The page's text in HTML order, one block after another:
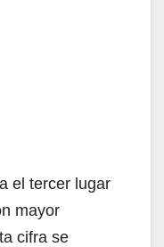
el tercer lugar
mayor
cifra se